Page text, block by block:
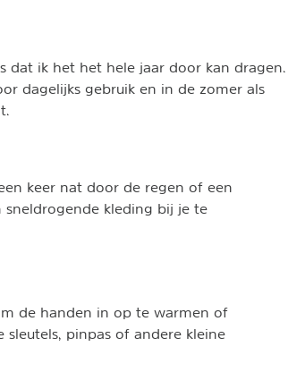
dat ik het het hele jaar door kan dragen.
dagelijks gebruik en in de zomer als
keer nat door de regen of een
kleding bij je te
de handen in op te warmen of
sleutels, pinpas of andere kleine